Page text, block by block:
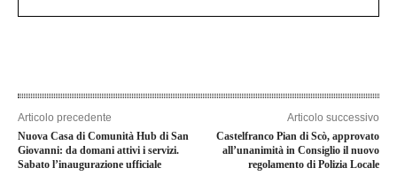
Articolo precedente
Nuova Casa di Comunità Hub di San
Giovanni: da domani attivi i servizi.
Sabato l’inaugurazione ufficiale
Articolo successivo
Castelfranco Pian di Scò, approvato
all’unanimità in Consiglio il nuovo
regolamento di Polizia Locale